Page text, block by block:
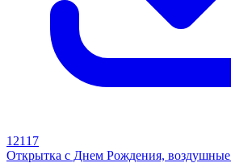
12117
Открытка с Днем Рождения,